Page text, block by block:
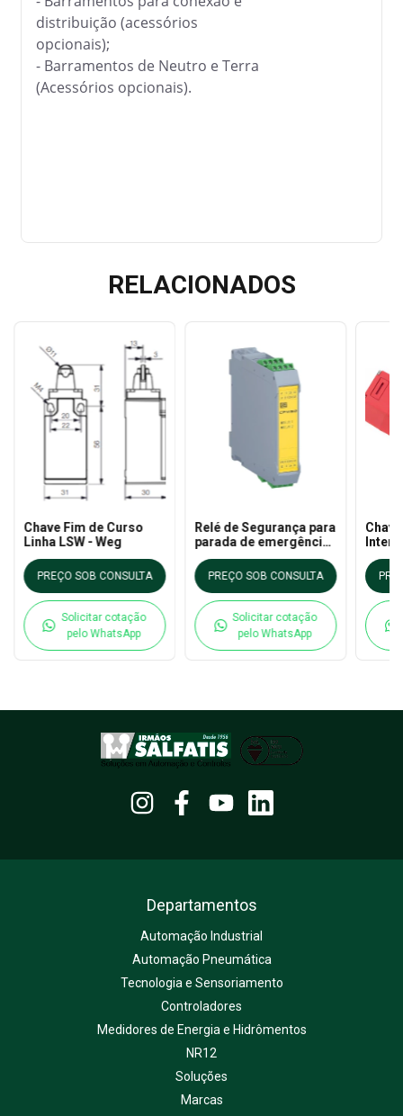
distribuição (acessórios
opcionais);
- Barramentos de Neutro e Terra
(Acessórios opcionais).
RELACIONADOS
Chave Fim de Curso
Linha LSW - Weg
PREÇO SOB CONSULTA
Solicitar cotação
pelo WhatsApp
Relé de Segurança para
parada de emergência
CPW22 - Weg
PREÇO SOB CONSULTA
Solicitar cotação
pelo WhatsApp
-
Departamentos
Automação Industrial
Automação Pneumática
Tecnologia e Sensoriamento
Controladores
Medidores de Energia e Hidrômentos
NR12
Soluções
Marcas